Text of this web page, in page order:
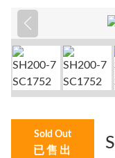
Sold Out
已售出